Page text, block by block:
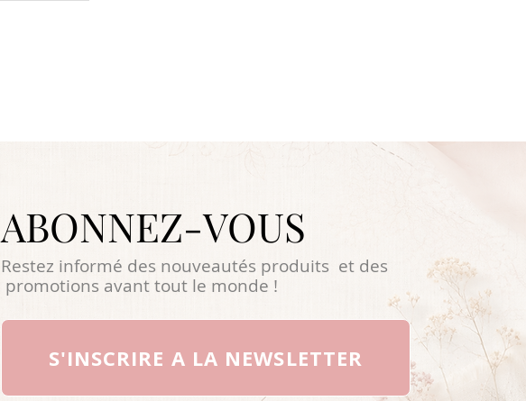
ABONNEZ-VOUS
Restez informé des nouveautés produits et des
promotions avant tout le monde !
S'INSCRIRE A LA NEWSLETTER